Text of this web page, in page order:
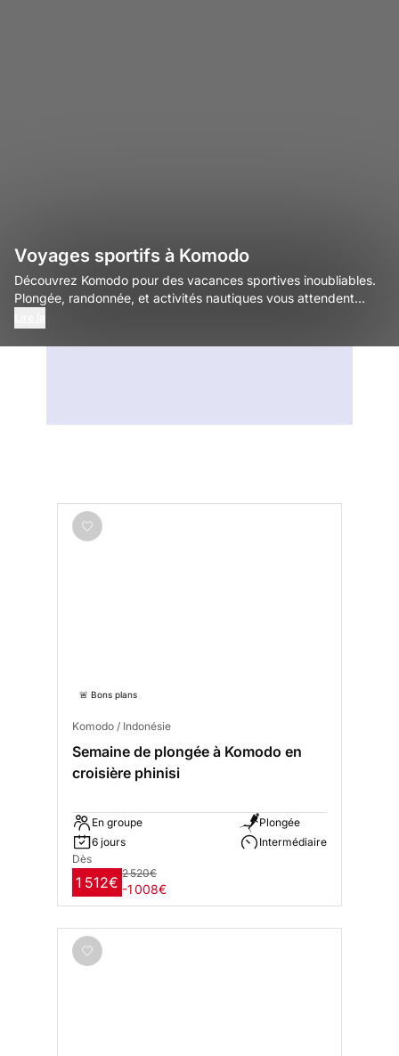
Voyages sportifs à Komodo
Découvrez Komodo pour des vacances sportives inoubliables.
Plongée, randonnée, et activités nautiques vous attendent
🚨 Bons plans
Komodo / Indonésie
Semaine de plongée à Komodo en
croisière phinisi
En groupe
6 jours
Plongée
Intermédiaire
Dès
1 512€
2 520€
-1 008€